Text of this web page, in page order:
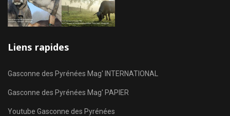
Liens rapides
Gasconne des Pyrénées Mag' INTERNATIONAL
Gasconne des Pyrénées Mag' PAPIER
Youtube Gasconne des Pyrénées